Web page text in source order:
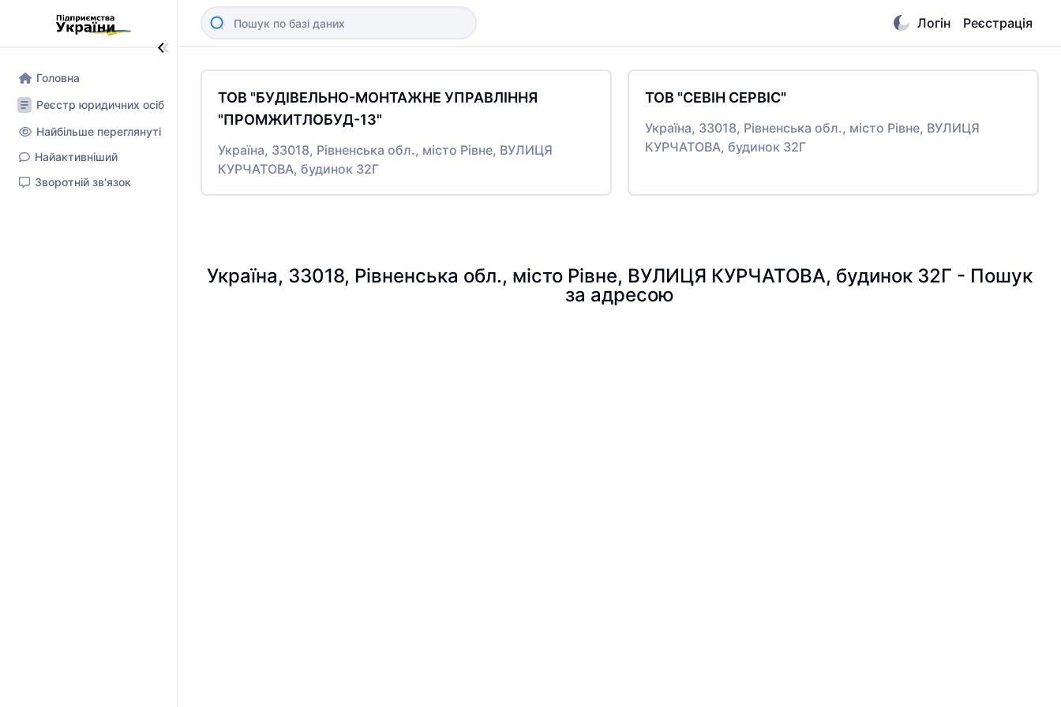
Головна
Реєстр юридичних осіб
Найбільше переглянуті
Найактивніший
Зворотній зв'язок
Логін Реєстрація
ТОВ "БУДІВЕЛЬНО-МОНТАЖНЕ УПРАВЛІННЯ
"ПРОМЖИТЛОБУД-13"
Україна, 33018, Рівненська обл., місто Рівне, ВУЛИЦЯ
КУРЧАТОВА, будинок 32Г
ТОВ "СЕВІН СЕРВІС"
Україна, 33018, Рівненська обл., місто Рівне, ВУЛИЦЯ
КУРЧАТОВА, будинок 32Г
Україна, 33018, Рівненська обл., місто Рівне, ВУЛИЦЯ КУРЧАТОВА, будинок 32Г - Пошук
за адресою